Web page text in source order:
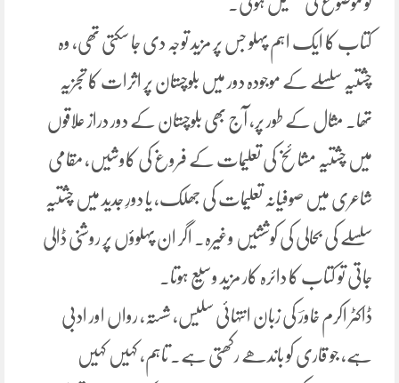
کتاب کا ایک اہم پہلو جس پر مزید توجہ دی جا سکتی تھی، وہ
چشتیہ سلسلے کے موجودہ دور میں بلوچستان پر اثرات کا تجزیہ
تھا۔ مثال کے طور پر، آج بھی بلوچستان کے دور دراز علاقوں
میں چشتیہ مشائخ کی تعلیمات کے فروغ کی کاوشیں، مقامی
شاعری میں صوفیانہ تعلیمات کی جھلک، یا دورِ جدید میں چشتیہ
سلسلے کی بحالی کی کوششیں وغیرہ۔ اگر ان پہلوؤں پر روشنی ڈالی
جاتی تو کتاب کا دائرہ کار مزید وسیع ہوتا۔
ڈاکٹر اکرم خاورؔ کی زبان انتہائی سلیس، شستہ، رواں اور ادبی
ہے، جو قاری کو باندھے رکھتی ہے۔ تاہم، کہیں کہیں